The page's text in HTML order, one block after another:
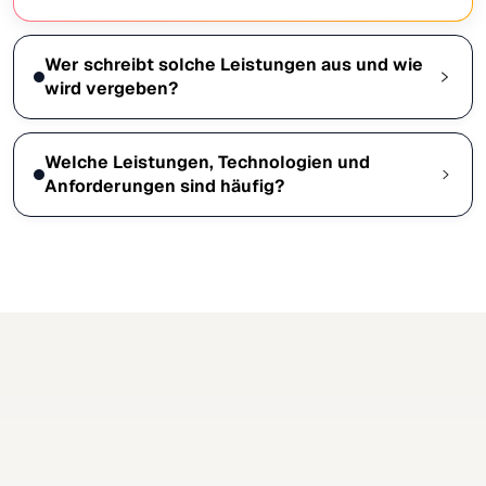
Wer schreibt solche Leistungen aus und wie
wird vergeben?
Welche Leistungen, Technologien und
Anforderungen sind häufig?